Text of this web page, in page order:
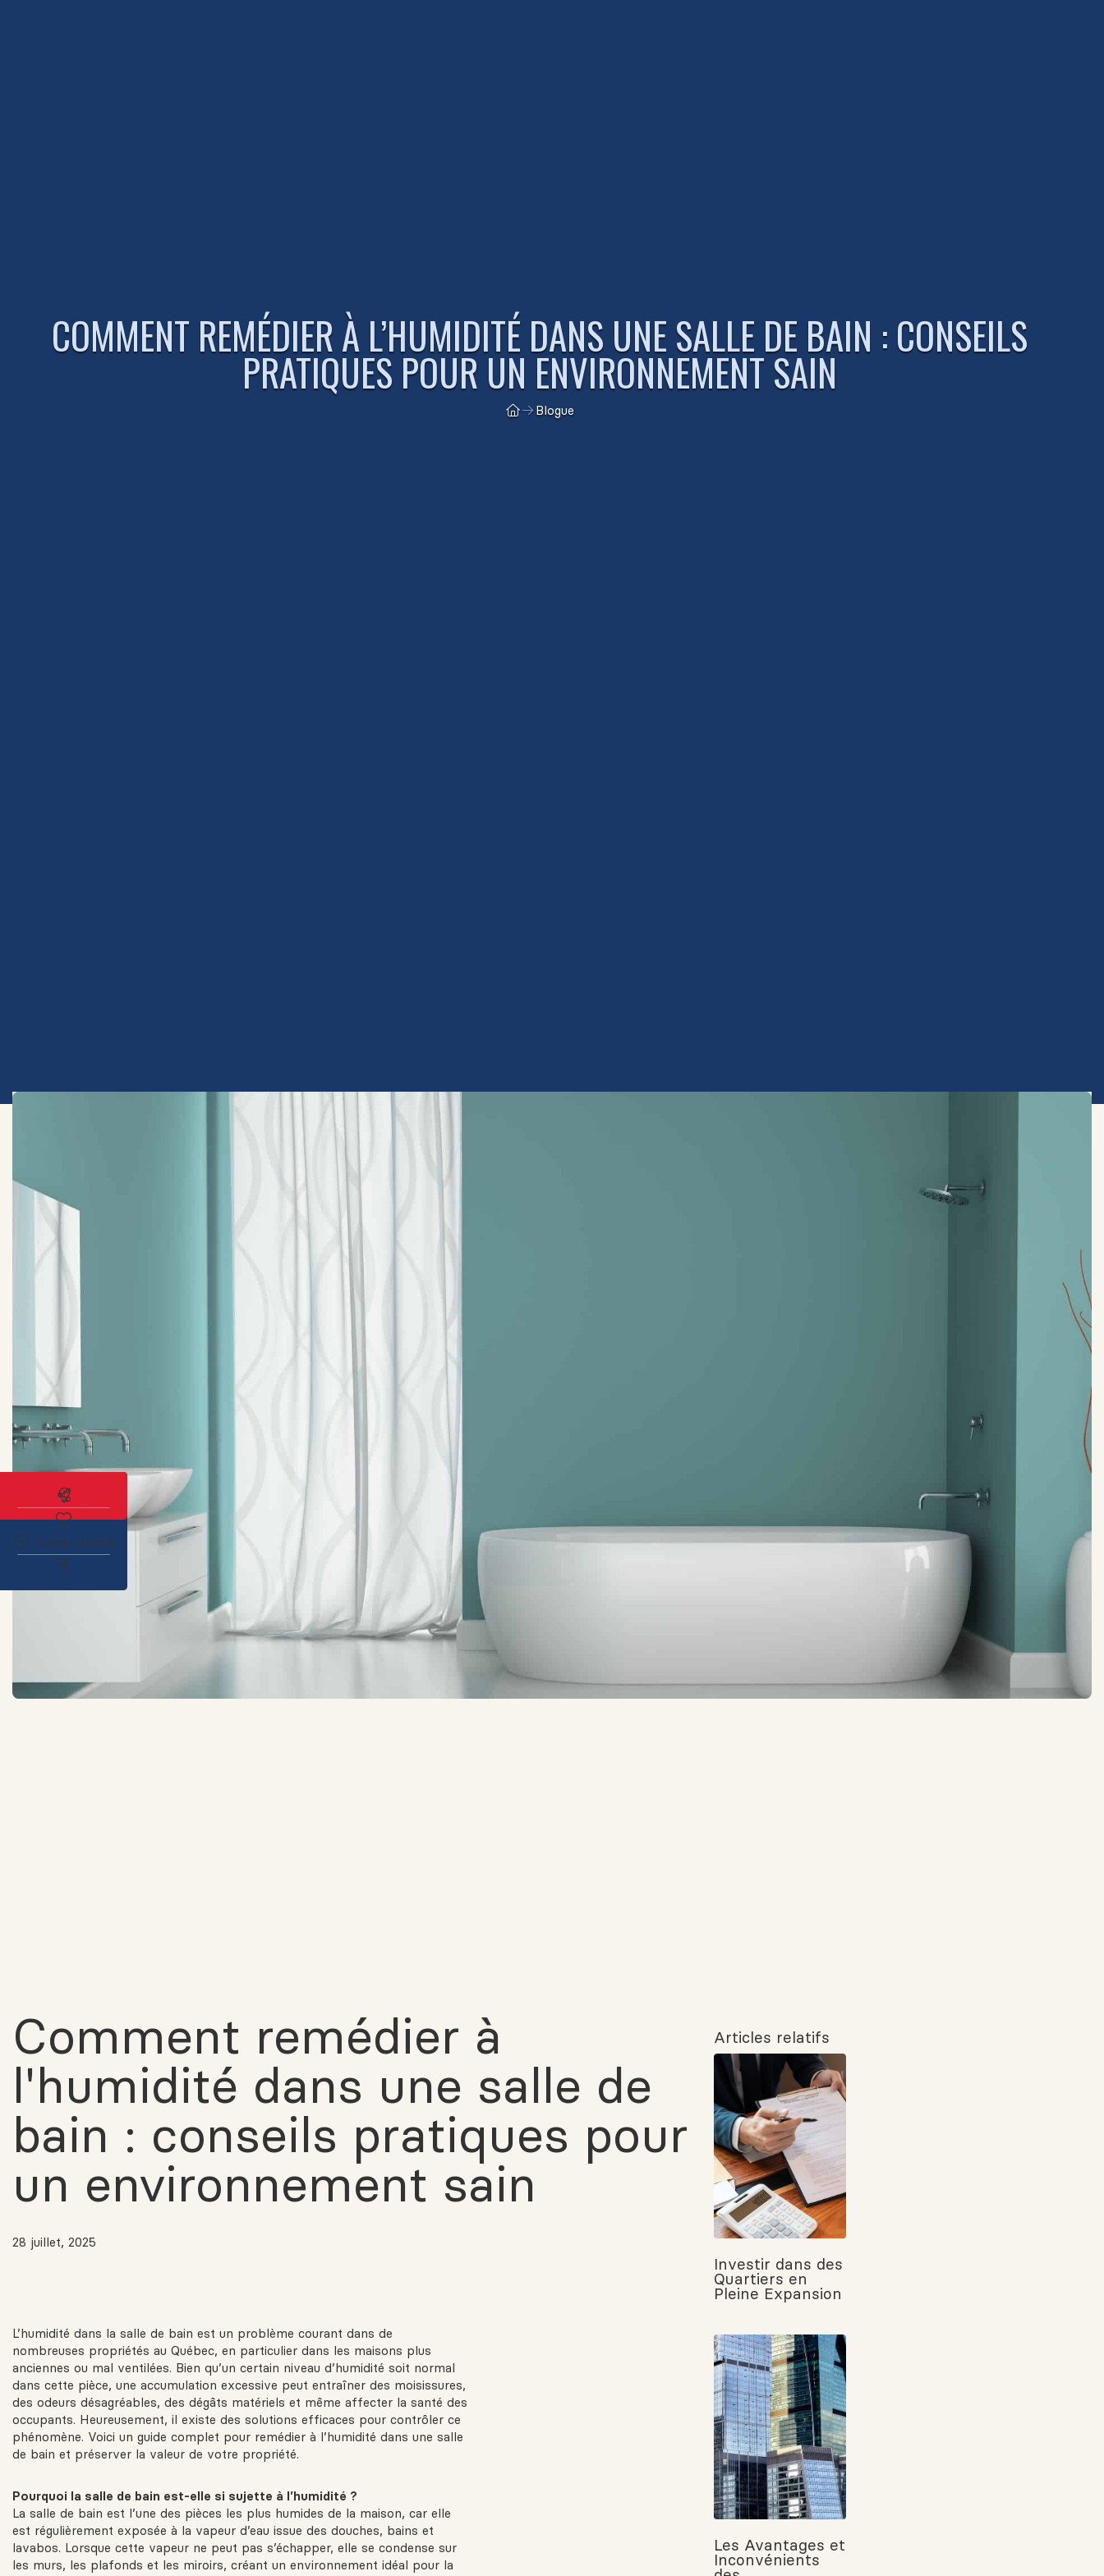
COMMENT REMÉDIER À L’HUMIDITÉ DANS UNE SALLE DE BAIN : CONSEILS
PRATIQUES POUR UN ENVIRONNEMENT SAIN
Blogue
Comment remédier à
l'humidité dans une salle de
bain : conseils pratiques pour
un environnement sain
28 juillet, 2025
L’humidité dans la salle de bain est un problème courant dans de
nombreuses propriétés au Québec, en particulier dans les maisons plus
anciennes ou mal ventilées. Bien qu’un certain niveau d’humidité soit normal
dans cette pièce, une accumulation excessive peut entraîner des moisissures,
des odeurs désagréables, des dégâts matériels et même affecter la santé des
occupants. Heureusement, il existe des solutions efficaces pour contrôler ce
phénomène. Voici un guide complet pour remédier à l’humidité dans une salle
de bain et préserver la valeur de votre propriété.
Pourquoi la salle de bain est-elle si sujette à l’humidité ?
La salle de bain est l’une des pièces les plus humides de la maison, car elle
est régulièrement exposée à la vapeur d’eau issue des douches, bains et
lavabos. Lorsque cette vapeur ne peut pas s’échapper, elle se condense sur
les murs, les plafonds et les miroirs, créant un environnement idéal pour la
Articles relatifs
Investir dans des
Quartiers en
Pleine Expansion
Les Avantages et
Inconvénients
Abonnez-vous à l'alerte immobilière
View more